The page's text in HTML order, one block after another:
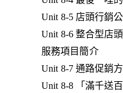
Unit 8-5 店頭行銷
Unit 8-6 整合型店
服務項目簡介
Unit 8-7 通路促銷
Unit 8-8 「滿千送